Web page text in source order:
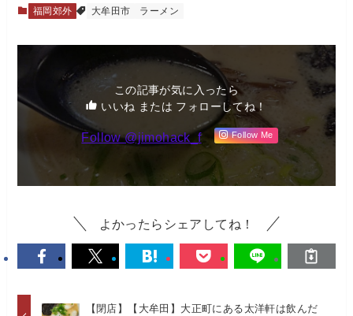
福岡郊外 大牟田市 ラーメン
この記事が気に入ったら
いいね または フォローしてね！
Follow @jimohack_f Follow Me
よかったらシェアしてね！
【閉店】【大牟田】大正町にある太洋軒は飲んだ